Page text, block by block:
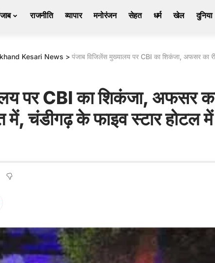
राजनीति व्यापार मनोरंजन सेहत धर्म खेल दुनिया
Kesari News > पंजाब विजिलेंस मुख्यालय पर CBI का शिकंजा, अफसर का रीडर और बिचौलिया हिरासत में, चंडीगढ़ के फाइव
पर CBI का शिकंजा, अफसर
में, चंडीगढ़ के फाइव स्टार होटल